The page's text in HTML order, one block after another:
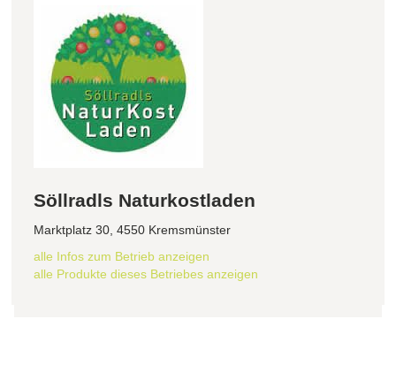
Söllradls Naturkostladen
Marktplatz 30, 4550 Kremsmünster
alle Infos zum Betrieb anzeigen
alle Produkte dieses Betriebes anzeigen